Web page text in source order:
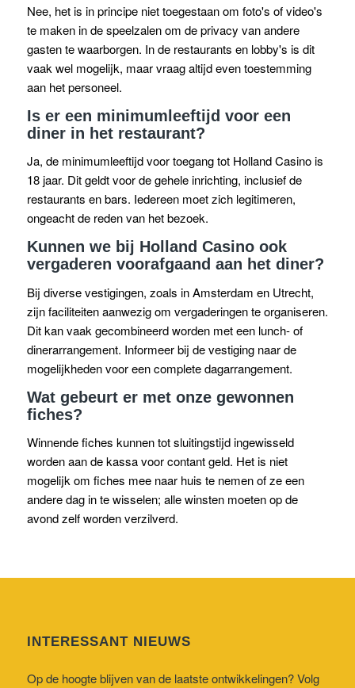
Nee, het is in principe niet toegestaan om foto's of video's
te maken in de speelzalen om de privacy van andere
gasten te waarborgen. In de restaurants en lobby's is dit
vaak wel mogelijk, maar vraag altijd even toestemming
aan het personeel.
Is er een minimumleeftijd voor een
diner in het restaurant?
Ja, de minimumleeftijd voor toegang tot Holland Casino is
18 jaar. Dit geldt voor de gehele inrichting, inclusief de
restaurants en bars. Iedereen moet zich legitimeren,
ongeacht de reden van het bezoek.
Kunnen we bij Holland Casino ook
vergaderen voorafgaand aan het diner?
Bij diverse vestigingen, zoals in Amsterdam en Utrecht,
zijn faciliteiten aanwezig om vergaderingen te organiseren.
Dit kan vaak gecombineerd worden met een lunch- of
dinerarrangement. Informeer bij de vestiging naar de
mogelijkheden voor een complete dagarrangement.
Wat gebeurt er met onze gewonnen
fiches?
Winnende fiches kunnen tot sluitingstijd ingewisseld
worden aan de kassa voor contant geld. Het is niet
mogelijk om fiches mee naar huis te nemen of ze een
andere dag in te wisselen; alle winsten moeten op de
avond zelf worden verzilverd.
INTERESSANT NIEUWS
Op de hoogte blijven van de laatste ontwikkelingen? Volg